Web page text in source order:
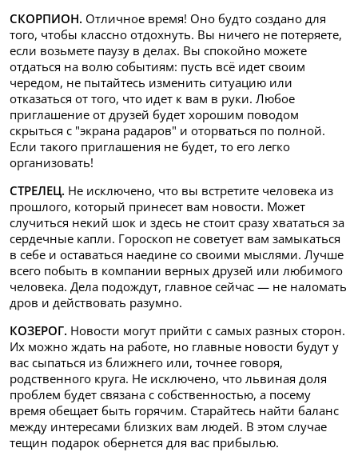
СКОРПИОН. Отличное время! Оно будто создано для
того, чтобы классно отдохнуть. Вы ничего не потеряете,
если возьмете паузу в делах. Вы спокойно можете
отдаться на волю событиям: пусть всё идет своим
чередом, не пытайтесь изменить ситуацию или
отказаться от того, что идет к вам в руки. Любое
приглашение от друзей будет хорошим поводом
скрыться с "экрана радаров" и оторваться по полной.
Если такого приглашения не будет, то его легко
организовать!
СТРЕЛЕЦ. Не исключено, что вы встретите человека из
прошлого, который принесет вам новости. Может
случиться некий шок и здесь не стоит сразу хвататься за
сердечные капли. Гороскоп не советует вам замыкаться
в себе и оставаться наедине со своими мыслями. Лучше
всего побыть в компании верных друзей или любимого
человека. Дела подождут, главное сейчас — не наломать
дров и действовать разумно.
КОЗЕРОГ. Новости могут прийти с самых разных сторон.
Их можно ждать на работе, но главные новости будут у
вас сыпаться из ближнего или, точнее говоря,
родственного круга. Не исключено, что львиная доля
проблем будет связана с собственностью, а посему
время обещает быть горячим. Старайтесь найти баланс
между интересами близких вам людей. В этом случае
тещин подарок обернется для вас прибылью.